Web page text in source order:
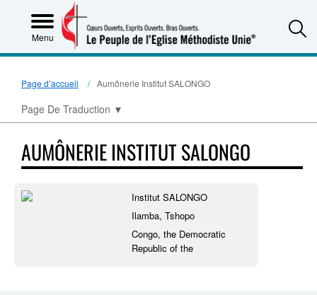
Menu
Page d’accueil Aumônerie Institut SALONGO
Page De Traduction ▼
AUMÔNERIE INSTITUT SALONGO
Institut SALONGO
Ilamba, Tshopo
Congo, the Democratic
Republic of the